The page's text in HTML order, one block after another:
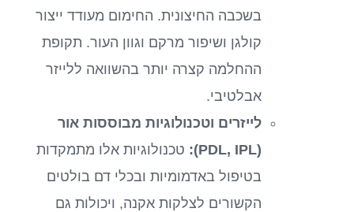
בשכבה החיצונית. החימום מעודד ייצור
קולגן ושיפור מרקם וגוון העור. תקופת
ההחלמה קצרה יותר בהשוואה ללייזר
אבלטיבי.
לייזרים וטכנולוגיות מבוססות אור
(PDL, IPL):
טכנולוגיות אלו מתמקדות
בטיפול באדמומיות ובכלי דם בולטים
הקשורים לצלקות אקנה, ויכולות גם